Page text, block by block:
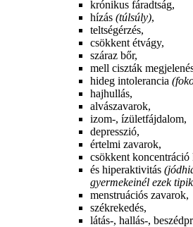
krónikus fáradtság,
hízás (túlsúly),
teltségérzés,
csökkent étvágy,
száraz bőr,
mell ciszták
hideg intolerancia
hajhullás,
alvászavarok,
izom-, ízületfájdalom,
depresszió,
értelmi zavarok,
csökkent koncentráció
és hiperaktivitás
gyermekeinél ezek
menstruációs zavarok,
székrekedés,
látás-, hallás-,